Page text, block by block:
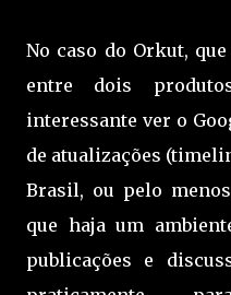
No caso do Orkut,
entre dois
interessante ver o
de atualizações
Brasil, ou pelo
que haja um
publicações e